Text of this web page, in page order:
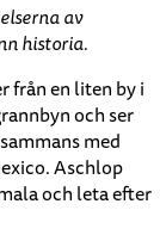
av
historia.
från en liten by i
och ser
med
Aschlop
och leta efter